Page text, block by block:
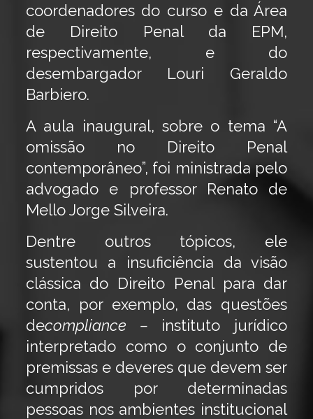
coordenadores do curso e da Área
de Direito Penal da EPM,
respectivamente, e do
desembargador Louri Geraldo
Barbiero.
A aula inaugural, sobre o tema “A
omissão no Direito Penal
contemporâneo”, foi ministrada pelo
advogado e professor Renato de
Mello Jorge Silveira.
Dentre outros tópicos, ele
sustentou a insuficiência da visão
clássica do Direito Penal para dar
conta, por exemplo, das questões
decompliance – instituto jurídico
interpretado como o conjunto de
premissas e deveres que devem ser
cumpridos por determinadas
pessoas nos ambientes institucional